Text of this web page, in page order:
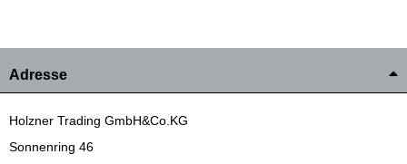
Adresse
Holzner Trading GmbH&Co.KG
Sonnenring 46